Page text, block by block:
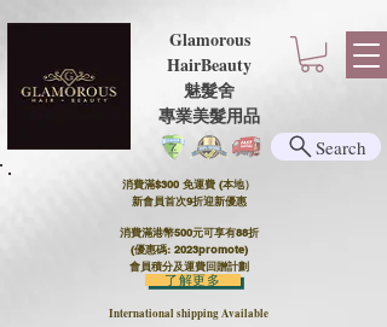
Glamorous
HairBeauty
魅髮舍
​​專業美髮用品
消費滿$300 免運費 (本地）​
新會員首次9折迎新優惠
消費滿港幣500元可享有88折
(優惠碼: 2023promote)
會員積分及運費回贈計劃
International shipping Available
了解更多
Search